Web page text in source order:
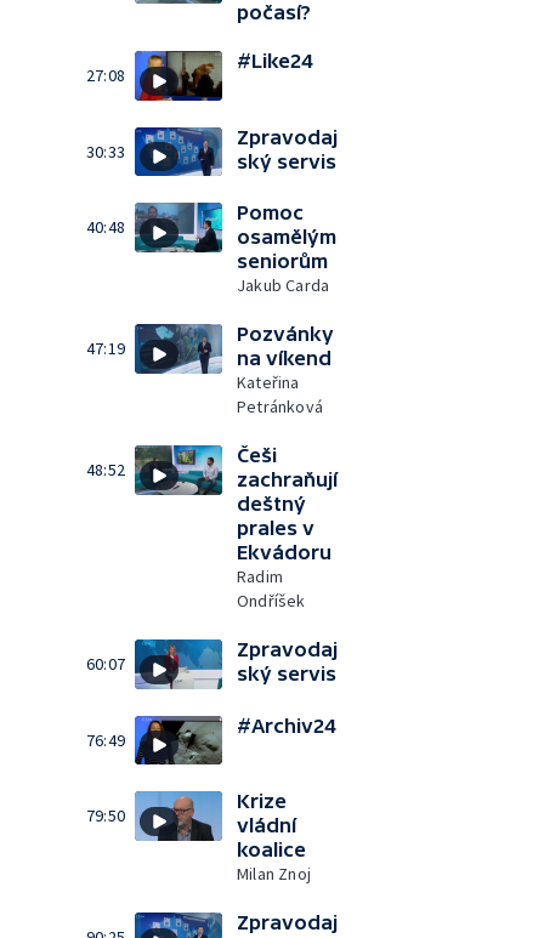
počasí?
27:08
#Like24
30:33
Zpravodaj
ský servis
40:48
Pomoc
osamělým
seniorům
Jakub Carda
47:19
Pozvánky
na víkend
Kateřina
Petránková
48:52
Češi
zachraňují
deštný
prales v
Ekvádoru
Radim
Ondříšek
60:07
Zpravodaj
ský servis
76:49
#Archiv24
79:50
Krize
vládní
koalice
Milan Znoj
Zpravodaj